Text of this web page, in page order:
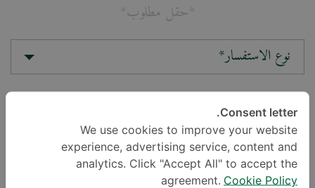
*حقل مطلوب*
نوع الاستفسار*
الموقع*
سؤالك*
Consent letter.
We use cookies to improve your website
experience, advertising service, content and
analytics. Click "Accept All" to accept the
agreement. Cookie Policy